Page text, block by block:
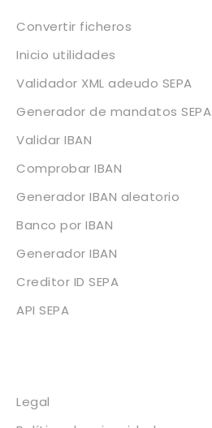
Convertir ficheros
Inicio utilidades
Validador XML adeudo SEPA
Generador de mandatos SEPA
Validar IBAN
Comprobar IBAN
Generador IBAN aleatorio
Banco por IBAN
Generador IBAN
Creditor ID SEPA
API SEPA
Legal